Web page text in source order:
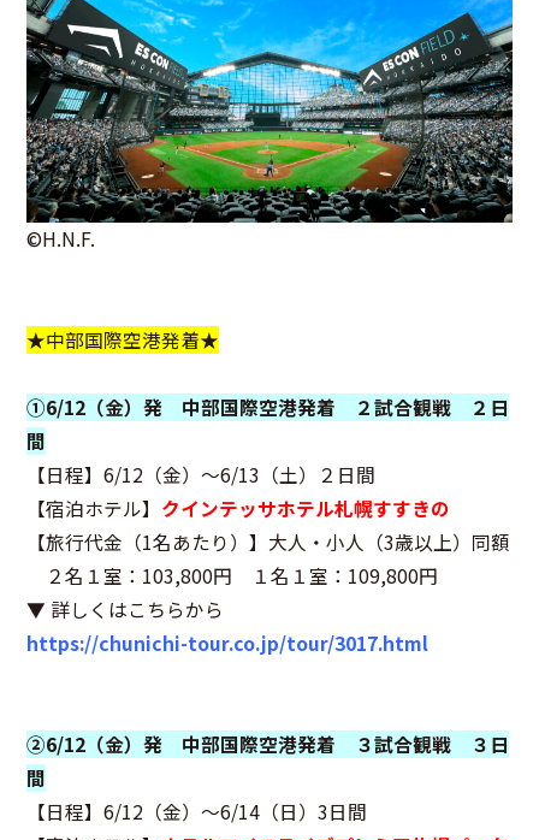
©H.N.F.
★中部国際空港発着★
①6/12（金）発 中部国際空港発着 ２試合観戦 ２日
間
【日程】6/12（金）～6/13（土）２日間
【宿泊ホテル】 クインテッサホテル札幌すすきの
【旅行代金（1名あたり）】大人・小人（3歳以上）同額
２名１室：103,800円 １名１室：109,800円
▼ 詳しくはこちらから
https://chunichi-tour.co.jp/tour/3017.html
②6/12（金）発 中部国際空港発着 ３試合観戦 ３日
間
【日程】6/12（金）～6/14（日）3日間